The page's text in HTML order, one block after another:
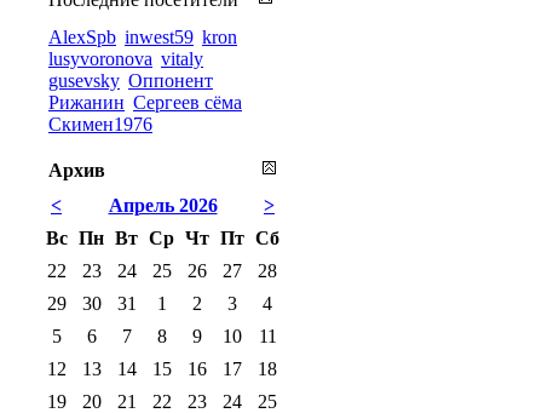
AlexSpb inwest59 kron
lusyvoronova vitaly
gusevsky Оппонент
Рижанин Сергеев сёма
Скимен1976
Архив
<
>
Апрель 2026
Вс Пн Вт Ср Чт Пт Сб
22
23 24 25 26 27
28
29
30 31 1 2 3
4
5
6 7 8 9 10
11
12
13 14 15 16 17
18
19
20 21 22 23 24
25